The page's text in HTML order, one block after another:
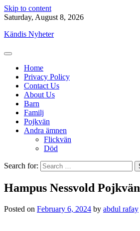
Skip to content
Saturday, August 8, 2026
Kändis Nyheter
Home
Privacy Policy
Contact Us
About Us
Barn
Familj
Pojkvän
Andra ämnen
Flickvän
Död
Search for:
Hampus Nessvold Pojkvän
Posted on February 6, 2024 by abdul rafay